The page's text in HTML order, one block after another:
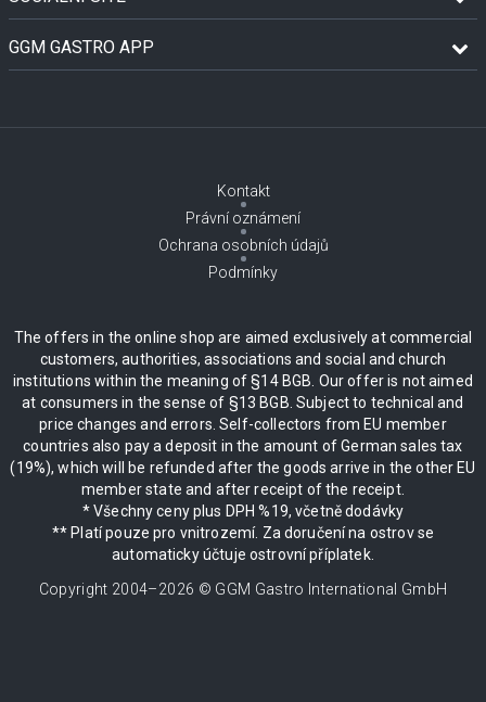
GGM GASTRO APP
Kontakt
Právní oznámení
Ochrana osobních údajů
Podmínky
The offers in the online shop are aimed exclusively at commercial
customers, authorities, associations and social and church
institutions within the meaning of §14 BGB. Our offer is not aimed
at consumers in the sense of §13 BGB. Subject to technical and
price changes and errors. Self-collectors from EU member
countries also pay a deposit in the amount of German sales tax
(19%), which will be refunded after the goods arrive in the other EU
member state and after receipt of the receipt.
* Všechny ceny plus DPH %19, včetně dodávky
** Platí pouze pro vnitrozemí. Za doručení na ostrov se
automaticky účtuje ostrovní příplatek.
Copyright 2004–2026 © GGM Gastro International GmbH